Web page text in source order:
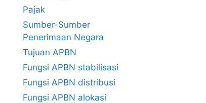
Pajak
Sumber-Sumber
Penerimaan Negara
Tujuan APBN
Fungsi APBN stabilisasi
Fungsi APBN distribusi
Fungsi APBN alokasi